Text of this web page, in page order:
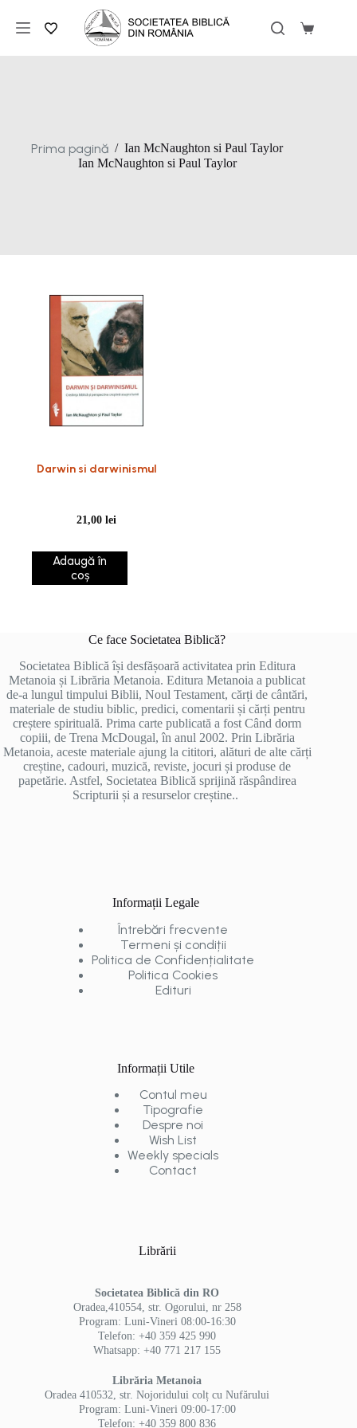
conținut
Coș
Prima pagină / Ian McNaughton si Paul Taylor
Ian McNaughton si Paul Taylor
Darwin si darwinismul
21,00lei
Adaugă în
coș
Ce face Societatea Biblică?
Societatea Biblică își desfășoară activitatea prin Editura
Metanoia și Librăria Metanoia. Editura Metanoia a publicat
de-a lungul timpului Biblii, Noul Testament, cărți de cântări,
materiale de studiu biblic, predici, comentarii și cărți pentru
creștere spirituală. Prima carte publicată a fost Când dorm
copiii, de Trena McDougal, în anul 2002. Prin Librăria
Metanoia, aceste materiale ajung la cititori, alături de alte cărți
creștine, cadouri, muzică, reviste, jocuri și produse de
papetărie. Astfel, Societatea Biblică sprijină răspândirea
Scripturii și a resurselor creștine..
Informații Legale
Întrebări frecvente
Termeni și condiții
Politica de Confidențialitate
Politica Cookies
Edituri
Informații Utile
Contul meu
Tipografie
Despre noi
Wish List
Weekly specials
Contact
Librării
Societatea Biblică din RO
Oradea,410554, str. Ogorului, nr 258
Program: Luni-Vineri 08:00-16:30
Telefon: +40 359 425 990
Whatsapp: +40 771 217 155
Librăria Metanoia
Oradea 410532, str. Nojoridului colț cu Nufărului
Program: Luni-Vineri 09:00-17:00
Telefon: +40 359 800 836